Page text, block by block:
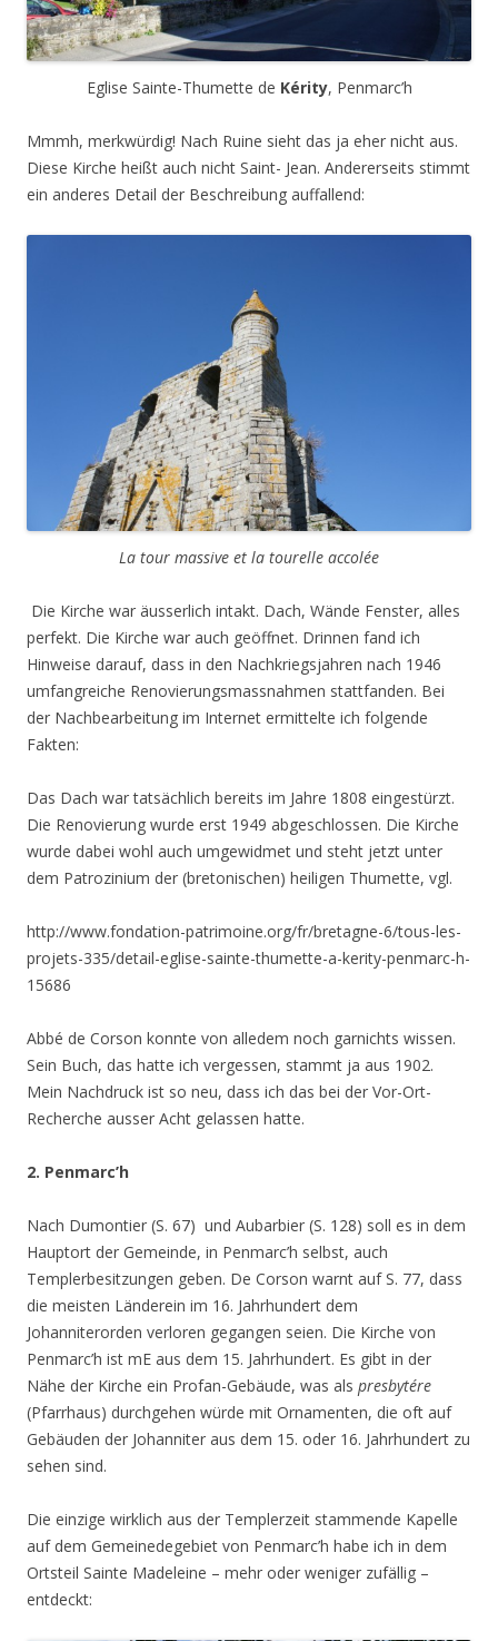
Eglise Sainte-Thumette de Kérity, Penmarc’h
Mmmh, merkwürdig! Nach Ruine sieht das ja eher nicht aus.
Diese Kirche heißt auch nicht Saint- Jean. Andererseits stimmt
ein anderes Detail der Beschreibung auffallend:
La tour massive et la tourelle accolée
Die Kirche war äusserlich intakt. Dach, Wände Fenster, alles
perfekt. Die Kirche war auch geöffnet. Drinnen fand ich
Hinweise darauf, dass in den Nachkriegsjahren nach 1946
umfangreiche Renovierungsmassnahmen stattfanden. Bei
der Nachbearbeitung im Internet ermittelte ich folgende
Fakten:
Das Dach war tatsächlich bereits im Jahre 1808 eingestürzt.
Die Renovierung wurde erst 1949 abgeschlossen. Die Kirche
wurde dabei wohl auch umgewidmet und steht jetzt unter
dem Patrozinium der (bretonischen) heiligen Thumette, vgl.
http://www.fondation-patrimoine.org/fr/bretagne-6/tous-les-
projets-335/detail-eglise-sainte-thumette-a-kerity-penmarc-h-
15686
Abbé de Corson konnte von alledem noch garnichts wissen.
Sein Buch, das hatte ich vergessen, stammt ja aus 1902.
Mein Nachdruck ist so neu, dass ich das bei der Vor-Ort-
Recherche ausser Acht gelassen hatte.
2. Penmarc’h
Nach Dumontier (S. 67) und Aubarbier (S. 128) soll es in dem
Hauptort der Gemeinde, in Penmarc’h selbst, auch
Templerbesitzungen geben. De Corson warnt auf S. 77, dass
die meisten Länderein im 16. Jahrhundert dem
Johanniterorden verloren gegangen seien. Die Kirche von
Penmarc’h ist mE aus dem 15. Jahrhundert. Es gibt in der
Nähe der Kirche ein Profan-Gebäude, was als presbytére
(Pfarrhaus) durchgehen würde mit Ornamenten, die oft auf
Gebäuden der Johanniter aus dem 15. oder 16. Jahrhundert zu
sehen sind.
Die einzige wirklich aus der Templerzeit stammende Kapelle
auf dem Gemeinedegebiet von Penmarc’h habe ich in dem
Ortsteil Sainte Madeleine – mehr oder weniger zufällig –
entdeckt: